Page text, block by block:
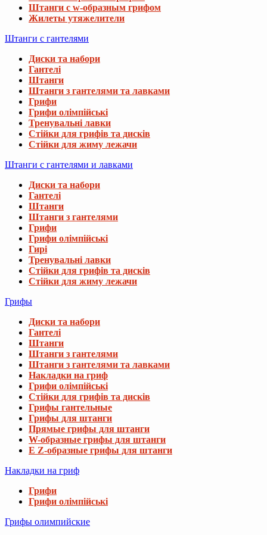
Штанги с w-образным грифом
Жилеты утяжелители
Штанги с гантелями
Диски та набори
Гантелі
Штанги
Штанги з гантелями та лавками
Грифи
Грифи олімпійські
Тренувальні лавки
Стійки для грифів та дисків
Стійки для жиму лежачи
Штанги с гантелями и лавками
Диски та набори
Гантелі
Штанги
Штанги з гантелями
Грифи
Грифи олімпійські
Гирі
Тренувальні лавки
Стійки для грифів та дисків
Стійки для жиму лежачи
Грифы
Диски та набори
Гантелі
Штанги
Штанги з гантелями
Штанги з гантелями та лавками
Накладки на гриф
Грифи олімпійські
Стійки для грифів та дисків
Грифы гантельные
Грифы для штанги
Прямые грифы для штанги
W-образные грифы для штанги
E Z-образные грифы для штанги
Накладки на гриф
Грифи
Грифи олімпійські
Грифы олимпийские